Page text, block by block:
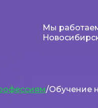
Мы
/Обучение